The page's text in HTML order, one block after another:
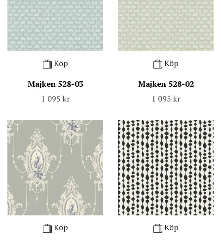
Köp
Majken 528-03
1 095 kr
Köp
Majken 528-02
1 095 kr
Köp
Köp